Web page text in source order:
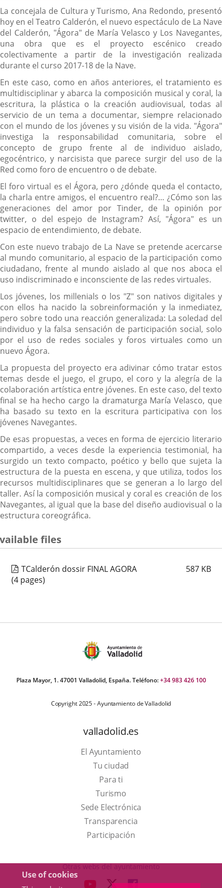
Use of cookies
Descripción
La concejala de Cultura y Turismo, Ana Redondo, presentó
hoy en el Teatro Calderón, el nuevo espectáculo de La Nave
del Calderón, "Ágora" de María Velasco y Los Navegantes,
una obra que es el proyecto escénico creado
colectivamente a partir de la investigación realizada
durante el curso 2017-18 de la Nave.
En este caso, como en años anteriores, el tratamiento es
multidisciplinar y abarca la composición musical y coral, la
escritura, la plástica o la creación audiovisual, todas al
servicio de un tema a documentar, siempre relacionado
con el mundo de los jóvenes y su visión de la vida. "Ágora"
investiga la responsabilidad comunitaria, sobre el
concepto de grupo frente al de individuo aislado,
egocéntrico, y narcisista que parece surgir del uso de la
Red como foro de encuentro o de debate.
El foro virtual es el Ágora, pero ¿dónde queda el contacto,
la charla entre amigos, el encuentro real?… ¿Cómo son las
generaciones del amor por Tinder, de la opinión por
twitter, o del espejo de Instagram? Así, "Ágora" es un
espacio de entendimiento, de debate.
Con este nuevo trabajo de La Nave se pretende acercarse
al mundo comunitario, al espacio de la participación como
ciudadano, frente al mundo aislado al que nos aboca el
uso indiscriminado e inconsciente de las redes virtuales.
Los jóvenes, los millenials o los "Z" son nativos digitales y
con ellos ha nacido la sobreinformación y la inmediatez,
pero sobre todo una reacción generalizada: La soledad del
individuo y la falsa sensación de participación social, solo
por el uso de redes sociales y foros virtuales como un
nuevo Ágora.
La propuesta del proyecto era adivinar cómo tratar estos
temas desde el juego, el grupo, el coro y la alegría de la
colaboración artística entre jóvenes. En este caso, del texto
final se ha hecho cargo la dramaturga María Velasco, que
ha basado su texto en la escritura participativa con los
jóvenes Navegantes.
De esas propuestas, a veces en forma de ejercicio literario
compartido, a veces desde la experiencia testimonial, ha
surgido un texto compacto, poético y bello que sujeta la
estructura de la puesta en escena, y que utiliza, todos los
recursos multidisciplinares que se generan a lo largo del
taller. Así la composición musical y coral es creación de los
Navegantes, al igual que la base del diseño audiovisual o la
estructura coreográfica.
files
TCalderón dossir FINAL AGORA 587 KB
(4 pages)
Plaza Mayor, 1. 47001 Valladolid, España. Teléfono:+34 983 426 100
Copyright 2025 - Ayuntamiento de Valladolid
valladolid.es
El Ayuntamiento
Tu ciudad
Para ti
TurismoThis
link
will
open
a
Sede Electrónica
Transparencia
Participación
Otras webs del ayuntamiento
LINK LINKLINK